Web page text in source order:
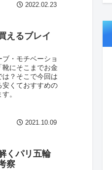
2022.02.23
えるブレイ
・モチベーショ
にそこまでお金
？そこで今回は
安くておすすめの
。
2021.10.09
くパリ五輪
察